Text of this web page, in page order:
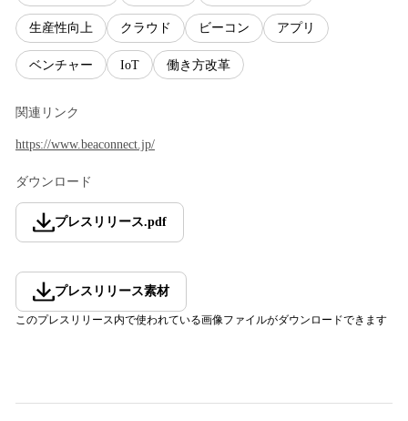
生産性向上 クラウド ビーコン アプリ
ベンチャー IoT 働き方改革
関連リンク
https://www.beaconnect.jp/
ダウンロード
プレスリリース.pdf
プレスリリース素材
このプレスリリース内で使われている画像ファイルがダウンロードできます